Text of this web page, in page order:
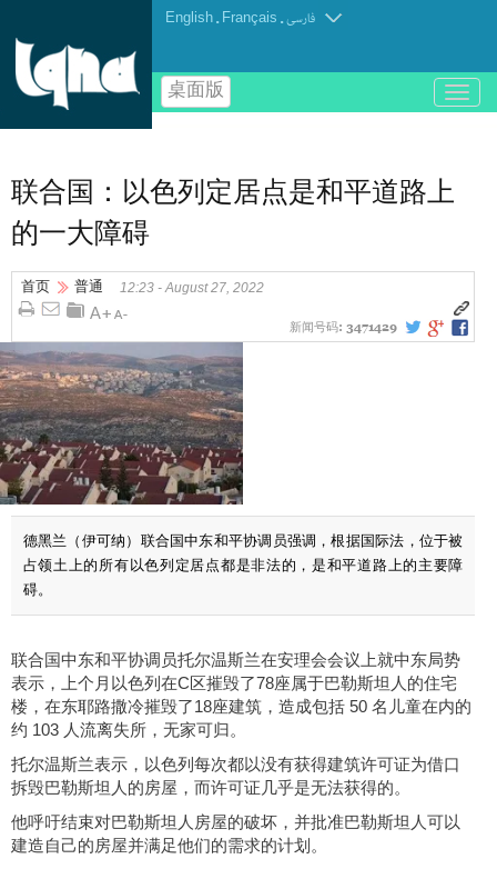
English . Français .فارسی
桌面版
باز
و
联合国：以色列定居点是和平道路上
的一大障碍
首页 普通 12:23 - August 27, 2022
新闻号码: 3471429
德黑兰（伊可纳）联合国中东和平协调员强调，根据国际法，位于被
占领土上的所有以色列定居点都是非法的，是和平道路上的主要障
碍。
联合国中东和平协调员托尔温斯兰在安理会会议上就中东局势
表示，上个月以色列在C区摧毁了78座属于巴勒斯坦人的住宅
楼，在东耶路撒冷摧毁了18座建筑，造成包括 50 名儿童在内的
约 103 人流离失所，无家可归。
托尔温斯兰表示，以色列每次都以没有获得建筑许可证为借口
拆毁巴勒斯坦人的房屋，而许可证几乎是无法获得的。
他呼吁结束对巴勒斯坦人房屋的破坏，并批准巴勒斯坦人可以
建造自己的房屋并满足他们的需求的计划。